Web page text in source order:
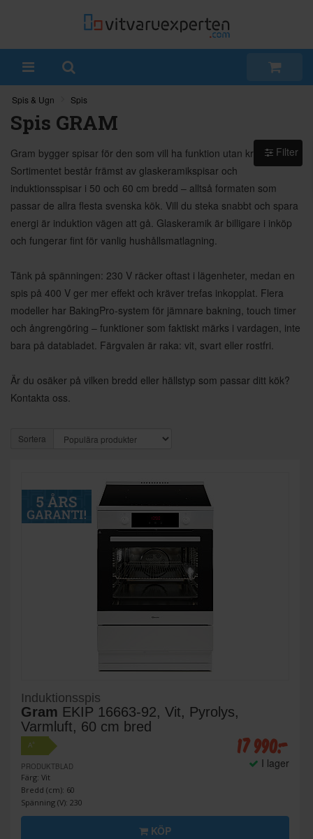
Spis & Ugn Spis
Spis GRAM
Gram bygger spisar för den som vill ha funktion utan krusiduller.
Sortimentet består främst av glaskeramikspisar och
induktionsspisar i 50 och 60 cm bredd – alltså formaten som
passar de allra flesta svenska kök. Vill du steka snabbt och spara
energi är induktion vägen att gå. Glaskeramik är billigare i inköp
och fungerar fint för vanlig hushållsmatlagning.
Tänk på spänningen: 230 V räcker oftast i lägenheter, medan en
spis på 400 V ger mer effekt och kräver trefas inkopplat. Flera
modeller har BakingPro-system för jämnare bakning, touch timer
och ångrengöring – funktioner som faktiskt märks i vardagen, inte
bara på databladet. Färgvalen är raka: vit, svart eller rostfri.
Är du osäker på vilken bredd eller hällstyp som passar ditt kök?
Kontakta oss.
Sortera
Induktionsspis
Gram EKIP 16663-92, Vit, Pyrolys,
Varmluft, 60 cm bred
A+
PRODUKTBLAD
Färg: Vit
Bredd (cm): 60
Spänning (V): 230
17 990:-
I lager
KÖP
Filter